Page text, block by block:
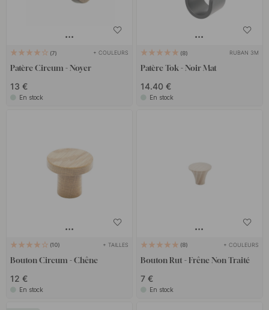
7 + COULEURS
Patère Circum - Noyer
13 €
En stock
8 RUBAN 3M
Patère Tok - Noir Mat
14.40 €
En stock
10 + TAILLES
Bouton Circum - Chêne
12 €
En stock
8 + COULEURS
Bouton Rut - Frêne Non Traité
7 €
En stock